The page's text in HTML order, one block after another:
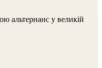
альтернанс у великій